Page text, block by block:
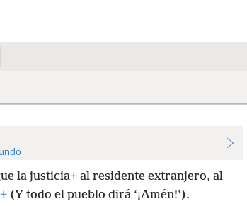
la justicia+al residente extranjero, al
+(Y todo el pueblo dirá ‘¡Amén!’).